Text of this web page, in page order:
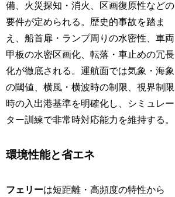
備、火災探知・消火、区画復原性などの
要件が定められる。歴史的事故を踏ま
え、船首扉・ランプ周りの水密性、車両
甲板の水密区画化、転落・車止めの冗長
化が徹底される。運航面では気象・海象
の閾値、横風・横波時の制限、視界制限
時の入出港基準を明確化し、シミュレー
ター訓練で非常時対応能力を維持する。
環境性能と省エネ
フェリーは短距離・高頻度の特性から